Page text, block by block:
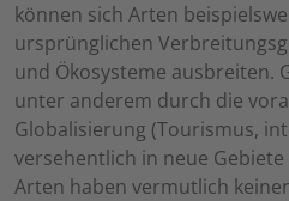
können sich Arten
ursprünglichen
und Ökosysteme ausbreiten.
unter anderem durch die
Globalisierung (Tourismus,
versehentlich in neue
Arten haben vermutlich